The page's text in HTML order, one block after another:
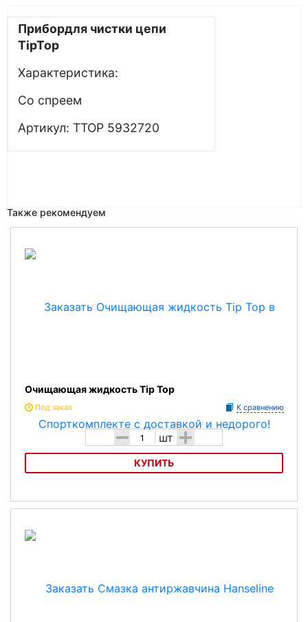
Прибордля чистки цепи
TipTop
Характеристика:
Со спреем
Артикул: TTOP 5932720
Также рекомендуем
Очищающая жидкость Tip Top
Под заказ К сравнению
- шт +
КУПИТЬ
Очищающая жидкость Tip Top